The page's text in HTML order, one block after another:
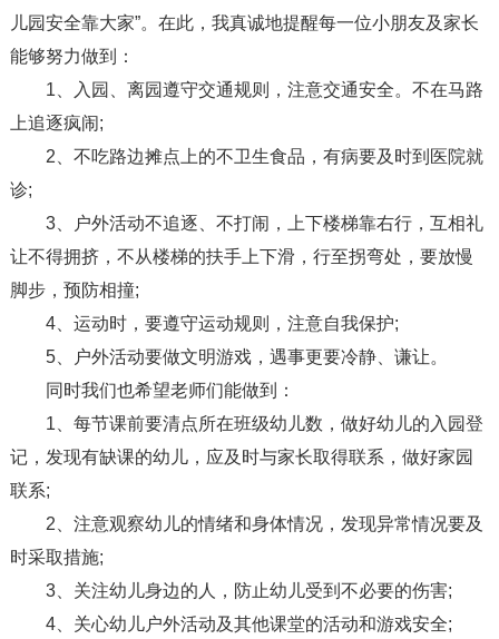
儿园安全靠大家”。在此，我真诚地提醒每一位小朋友及家长
能够努力做到：
1、入园、离园遵守交通规则，注意交通安全。不在马路
上追逐疯闹;
2、不吃路边摊点上的不卫生食品，有病要及时到医院就
诊;
3、户外活动不追逐、不打闹，上下楼梯靠右行，互相礼
让不得拥挤，不从楼梯的扶手上下滑，行至拐弯处，要放慢
脚步，预防相撞;
4、运动时，要遵守运动规则，注意自我保护;
5、户外活动要做文明游戏，遇事更要冷静、谦让。
同时我们也希望老师们能做到：
1、每节课前要清点所在班级幼儿数，做好幼儿的入园登
记，发现有缺课的幼儿，应及时与家长取得联系，做好家园
联系;
2、注意观察幼儿的情绪和身体情况，发现异常情况要及
时采取措施;
3、关注幼儿身边的人，防止幼儿受到不必要的伤害;
4、关心幼儿户外活动及其他课堂的活动和游戏安全;